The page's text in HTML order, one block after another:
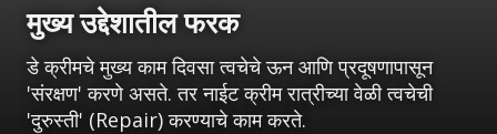
मुख्य उद्देशातील फरक
डे क्रीमचे मुख्य काम दिवसा त्वचेचे ऊन आणि प्रदूषणापासून
'संरक्षण' करणे असते. तर नाईट क्रीम रात्रीच्या वेळी त्वचेची
'दुरुस्ती' (Repair) करण्याचे काम करते.